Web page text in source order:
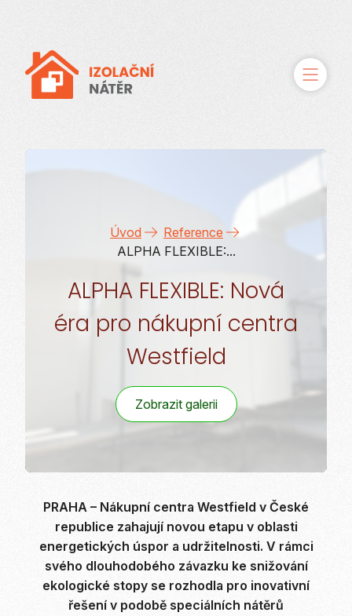
Úvod
Reference
ALPHA FLEXIBLE:...
ALPHA FLEXIBLE: Nová
éra pro nákupní centra
Westfield
Zobrazit galerii
PRAHA – Nákupní centra Westfield v České
republice zahajují novou etapu v oblasti
energetických úspor a udržitelnosti. V rámci
svého dlouhodobého závazku ke snižování
ekologické stopy se rozhodla pro inovativní
řešení v podobě speciálních nátěrů
O řešení
Případové studie
Reference
Kontakty